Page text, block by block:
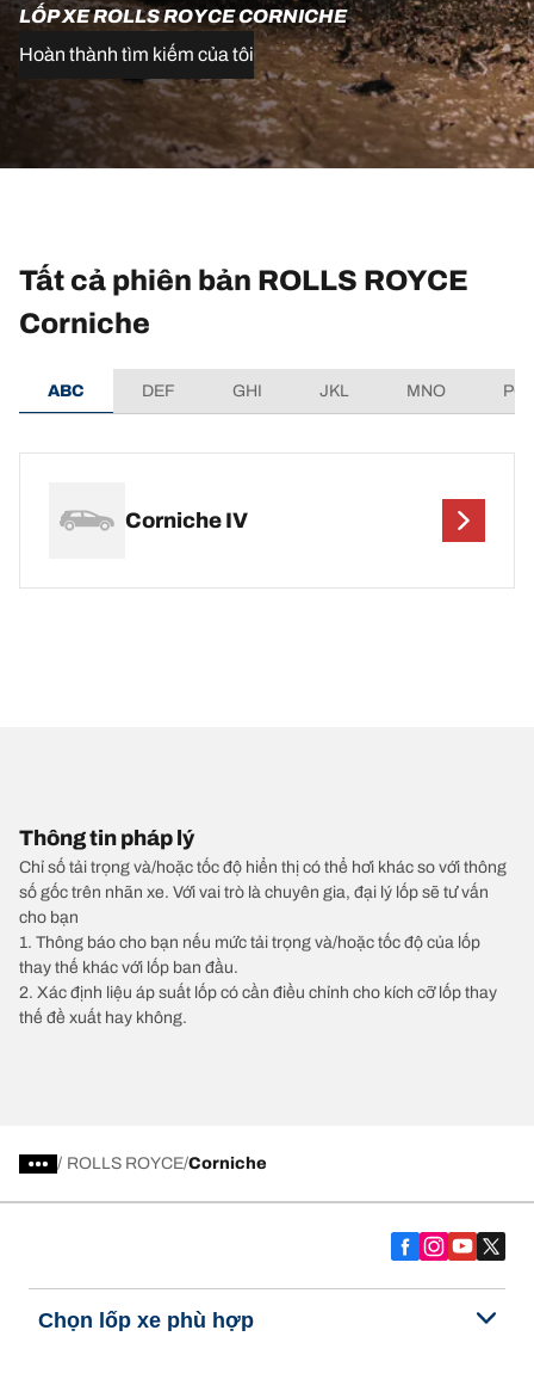
LỐP XE ROLLS ROYCE CORNICHE
Hoàn thành tìm kiếm của tôi
Tất cả phiên bản ROLLS ROYCE
Corniche
ABC DEF GHI JKL MNO
Corniche IV
Thông tin pháp lý
Chỉ số tải trọng và/hoặc tốc độ hiển thị có thể hơi khác so với thông
số gốc trên nhãn xe. Với vai trò là chuyên gia, đại lý lốp sẽ tư vấn
cho bạn
1. Thông báo cho bạn nếu mức tải trọng và/hoặc tốc độ của lốp
thay thế khác với lốp ban đầu.
2. Xác định liệu áp suất lốp có cần điều chỉnh cho kích cỡ lốp thay
thế đề xuất hay không.
/ ROLLS ROYCE Corniche
Chọn lốp xe phù hợp